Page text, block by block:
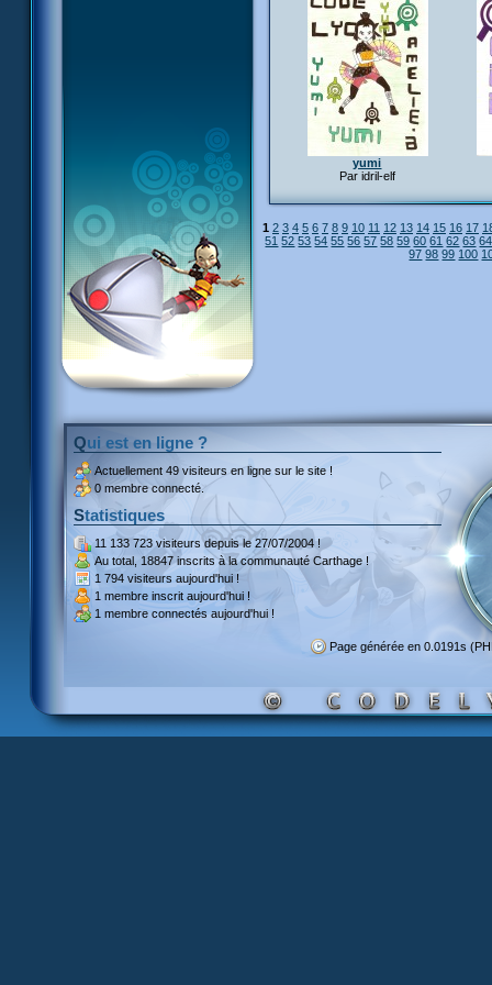
yumi
Par idril-elf
1 2 3 4 5 6 7 8 9 10 11 12 13 14 15 16 17
51 52 53 54 55 56 57 58 59 60 61 62 63 64
97 98 99 100
Qui est en ligne ?
Actuellement 49 visiteurs en ligne sur le site !
0 membre connecté.
Statistiques
11 133 723 visiteursdepuis le 27/07/2004 !
Au total, 18847 inscritsà la communauté Carthage !
1 794 visiteurs aujourd'hui !
1 membre inscrit aujourd'hui !
1 membre connectés aujourd'hui !
Page générée en 0.0191s